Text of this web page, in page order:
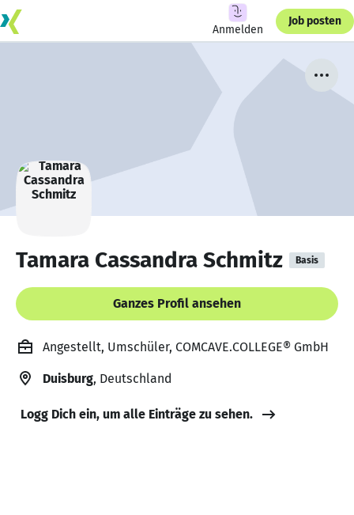
Anmelden
Job posten
Tamara Cassandra Schmitz Basis
Ganzes Profil ansehen
Angestellt, Umschüler, COMCAVE.COLLEGE® GmbH
Duisburg, Deutschland
Logg Dich ein, um alle Einträge zu sehen.